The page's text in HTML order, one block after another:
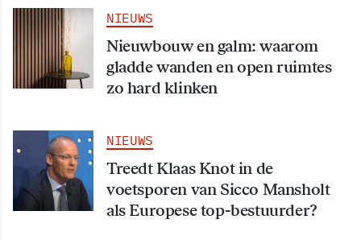
NIEUWS
Nieuwbouw en galm: waarom
gladde wanden en open ruimtes
zo hard klinken
NIEUWS
Treedt Klaas Knot in de
voetsporen van Sicco Mansholt
als Europese top-bestuurder?